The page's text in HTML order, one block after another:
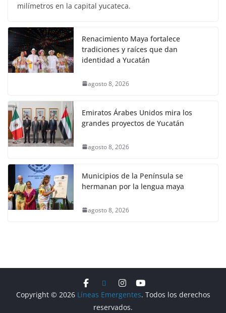
milímetros en la capital yucateca.
Renacimiento Maya fortalece
tradiciones y raíces que dan
identidad a Yucatán
agosto 8, 2026
Emiratos Árabes Unidos mira los
grandes proyectos de Yucatán
agosto 8, 2026
Municipios de la Península se
hermanan por la lengua maya
agosto 8, 2026
Copyright © 2026 Líneas Emergentes. Todos los derechos
reservados.